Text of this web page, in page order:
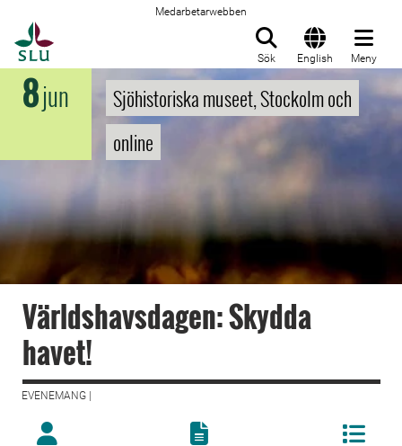
Medarbetarwebben
Sök English Meny
8jun
Sjöhistoriska museet, Stockolm och
online
Världshavsdagen: Skydda
havet!
EVENEMANG |